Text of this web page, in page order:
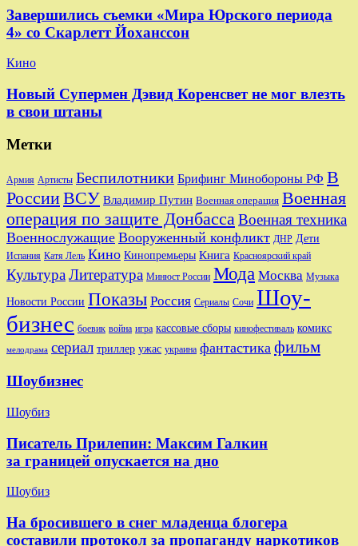
Завершились съемки «Мира Юрского периода
4» со Скарлетт Йоханссон
Кино
Новый Супермен Дэвид Коренсвет не мог влезть
в свои штаны
Метки
Армия Артисты Беспилотники Брифинг Минобороны РФ В
РоссииВСУ Владимир Путин Военная операция Военная
операция по защите ДонбассаВоенная техника
Военнослужащие Вооруженный конфликт ДНР Дети
Испания Катя Лель Кино Кинопремьеры Книга Красноярский край
КультураЛитература Минюст России Мода Москва Музыка
Новости России Показы Россия Сериалы Сочи Шоу-
бизнес боевик война игра кассовые сборы кинофестиваль комикс
мелодрама сериал триллер ужас украина фантастика фильм
Шоубизнес
Шоубиз
Писатель Прилепин: Максим Галкин
за границей опускается на дно
Шоубиз
На бросившего в снег младенца блогера
составили протокол за пропаганду наркотиков